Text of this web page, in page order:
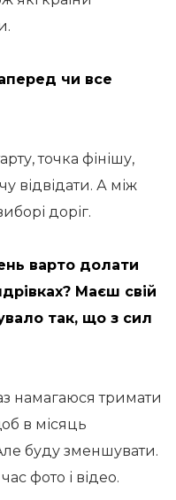
чи все
точка фінішу,
відвідати. А між
доріг.
варто долати
Маєш свій
так, що з сил
намагаюся тримати
в місяць
буду зменшувати.
фото і відео.